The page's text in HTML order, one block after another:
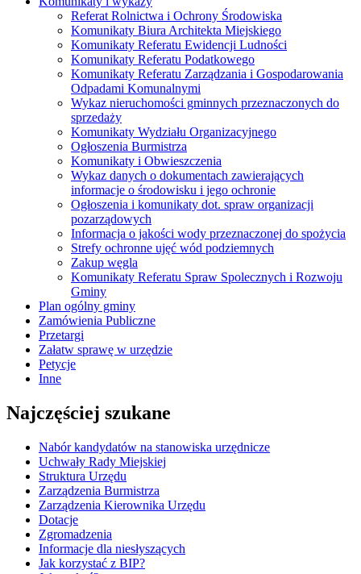
Referat Rolnictwa i Ochrony Środowiska
Komunikaty Biura Architekta Miejskiego
Komunikaty Referatu Ewidencji Ludności
Komunikaty Referatu Podatkowego
Komunikaty Referatu Zarządzania i Gospodarowania
Odpadami Komunalnymi
Wykaz nieruchomości gminnych przeznaczonych do
sprzedaży
Komunikaty Wydziału Organizacyjnego
Ogłoszenia Burmistrza
Komunikaty i Obwieszczenia
Wykaz danych o dokumentach zawierających
informacje o środowisku i jego ochronie
Ogłoszenia i komunikaty dot. spraw organizacji
pozarządowych
Informacja o jakości wody przeznaczonej do spożycia
Strefy ochronne ujęć wód podziemnych
Zakup węgla
Komunikaty Referatu Spraw Spolecznych i Rozwoju
Gminy
Plan ogólny gminy
Zamówienia Publiczne
Przetargi
Załatw sprawę w urzędzie
Petycje
Inne
Najczęściej szukane
Nabór kandydatów na stanowiska urzędnicze
Uchwały Rady Miejskiej
Struktura Urzędu
Zarządzenia Burmistrza
Zarządzenia Kierownika Urzędu
Dotacje
Zgromadzenia
Informacje dla niesłyszących
Jak korzystać z BIP?